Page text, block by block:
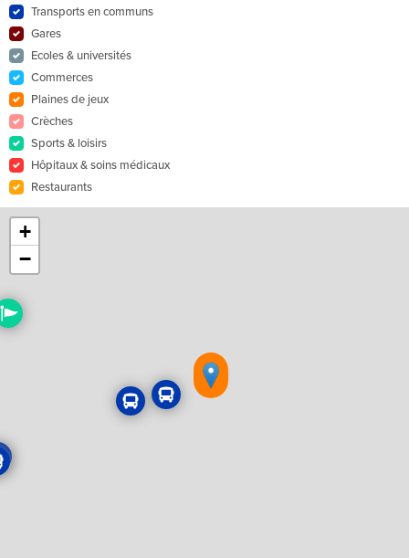
Transports en communs
Gares
Ecoles & universités
Commerces
Plaines de jeux
Crèches
Sports & loisirs
Hôpitaux & soins médicaux
Restaurants
+
−